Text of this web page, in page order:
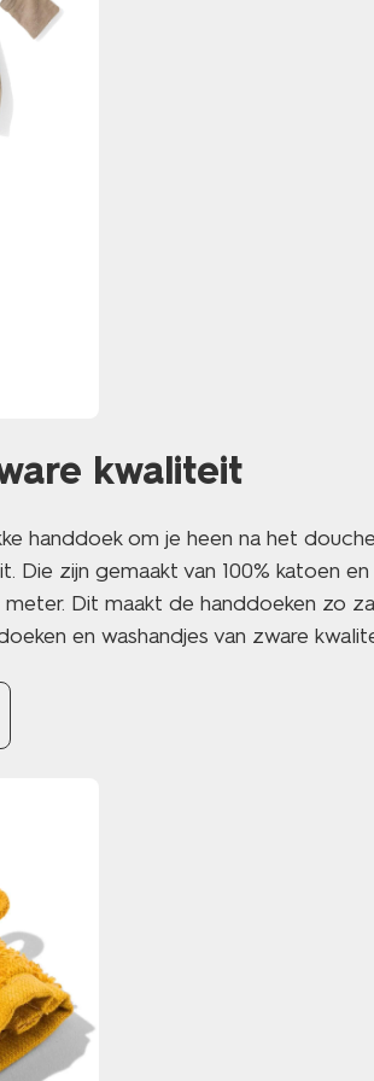
kwaliteit
handdoek om je heen na het
Die zijn gemaakt van 100% katoen
Dit maakt de handdoeken zo
en washandjes van zware